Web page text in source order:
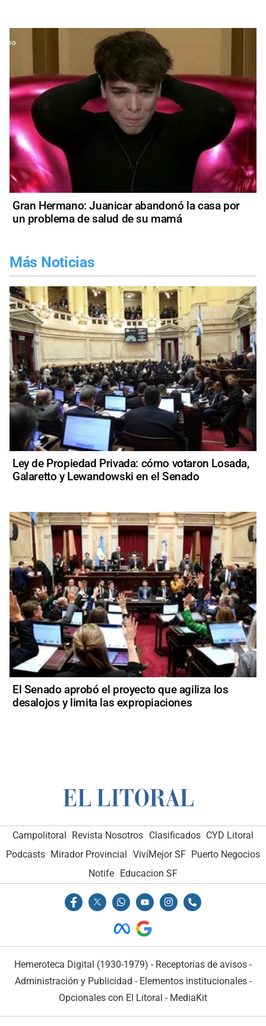
Gran Hermano: Juanicar abandonó la casa por
un problema de salud de su mamá
Más Noticias
Ley de Propiedad Privada: cómo votaron Losada,
Galaretto y Lewandowski en el Senado
El Senado aprobó el proyecto que agiliza los
desalojos y limita las expropiaciones
Campolitoral Revista Nosotros Clasificados CYD Litoral
Podcasts Mirador Provincial VivíMejor SF Puerto Negocios
Notife Educacion SF
Hemeroteca Digital (1930-1979) - Receptorías de avisos -
Administración y Publicidad - Elementos institucionales-
Opcionales con El Litoral - MediaKit